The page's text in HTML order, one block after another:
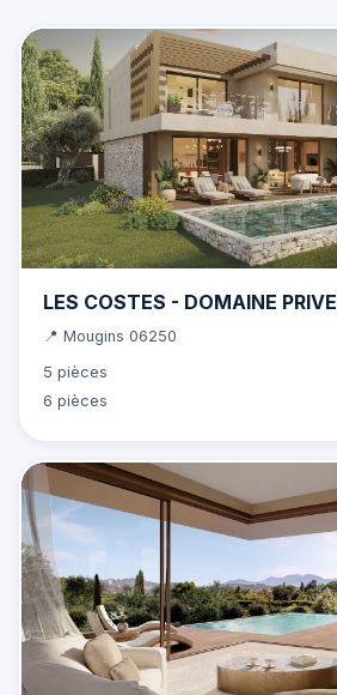
LES COSTES - DOMAINE PRIVE
📍 Mougins 06250
5 pièces
6 pièces